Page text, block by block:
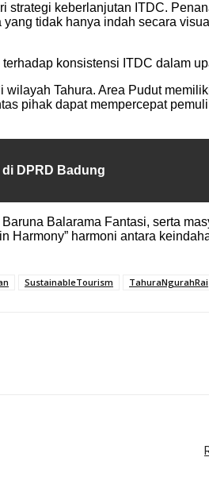
keberlanjutan ITDC.
tidak hanya indah secara
konsistensi ITDC dalam
Tahura. Area Pudut
pihak dapat mempercepat
DPRD Badung
Balarama Fantasi, serta
harmoni antara
SustainableTourism TahuraNgurahRai